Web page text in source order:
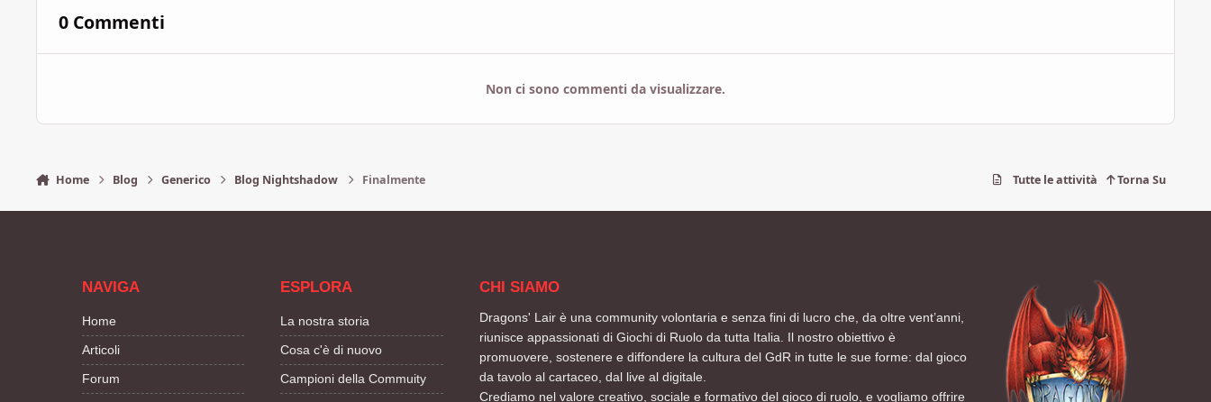
0 Commenti
Non ci sono commenti da visualizzare.
Home Blog Generico Blog Nightshadow Finalmente Tutte le attività Torna Su
NAVIGA
Home
Articoli
Forum
ESPLORA
La nostra storia
Cosa c'è di nuovo
Campioni della Commuity
CHI SIAMO
Dragons' Lair è una community volontaria e senza fini di lucro che, da oltre vent’anni,
riunisce appassionati di Giochi di Ruolo da tutta Italia. Il nostro obiettivo è
promuovere, sostenere e diffondere la cultura del GdR in tutte le sue forme: dal gioco
da tavolo al cartaceo, dal live al digitale.
Crediamo nel valore creativo, sociale e formativo del gioco di ruolo, e vogliamo offrire